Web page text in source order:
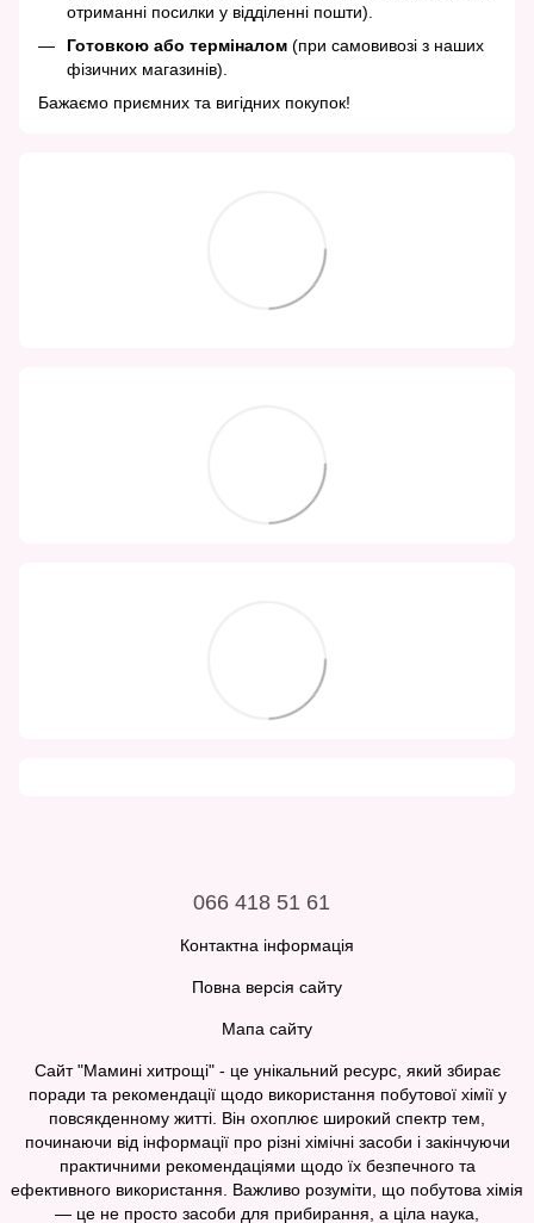
отриманні посилки у відділенні пошти).
Готовкою або терміналом (при самовивозі з наших
фізичних магазинів).
Бажаємо приємних та вигідних покупок!
066 418 51 61
Контактна інформація
Повна версія сайту
Мапа сайту
Сайт "Мамині хитрощі" - це унікальний ресурс, який збирає
поради та рекомендації щодо використання побутової хімії у
повсякденному житті. Він охоплює широкий спектр тем,
починаючи від інформації про різні хімічні засоби і закінчуючи
практичними рекомендаціями щодо їх безпечного та
ефективного використання. Важливо розуміти, що побутова хімія
— це не просто засоби для прибирання, а ціла наука,